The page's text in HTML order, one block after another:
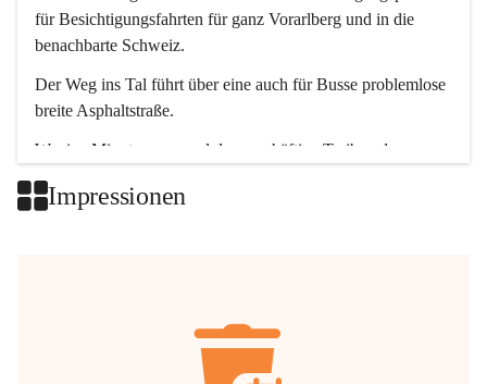
für Besichtigungsfahrten für ganz Vorarlberg und in die
benachbarte Schweiz.
Der Weg ins Tal führt über eine auch für Busse problemlose
breite Asphaltstraße.
Wenige Minuten nur, und das geschäftige Treiben der
Impressionen